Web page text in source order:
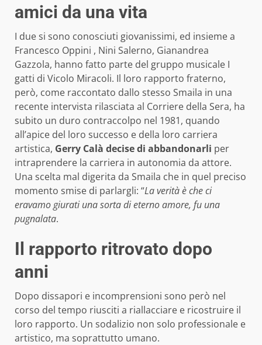
amici da una vita
I due si sono conosciuti giovanissimi, ed insieme a
Francesco Oppini , Nini Salerno, Gianandrea
Gazzola, hanno fatto parte del gruppo musicale I
gatti di Vicolo Miracoli. Il loro rapporto fraterno,
però, come raccontato dallo stesso Smaila in una
recente intervista rilasciata al Corriere della Sera, ha
subito un duro contraccolpo nel 1981, quando
all’apice del loro successo e della loro carriera
artistica, Gerry Calà decise di abbandonarli per
intraprendere la carriera in autonomia da attore.
Una scelta mal digerita da Smaila che in quel preciso
momento smise di parlargli: “La verità è che ci
eravamo giurati una sorta di eterno amore, fu una
pugnalata.
Il rapporto ritrovato dopo
anni
Dopo dissapori e incomprensioni sono però nel
corso del tempo riusciti a riallacciare e ricostruire il
loro rapporto. Un sodalizio non solo professionale e
artistico, ma soprattutto umano.